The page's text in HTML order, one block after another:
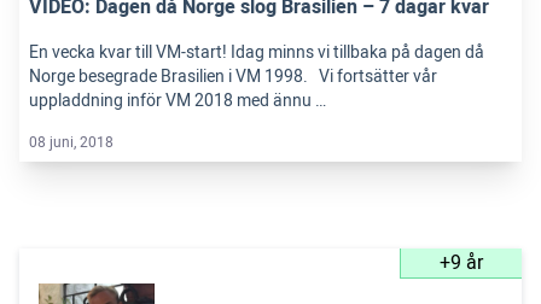
VIDEO: Dagen då Norge slog Brasilien – 7 dagar kvar
En vecka kvar till VM-start! Idag minns vi tillbaka på dagen då
Norge besegrade Brasilien i VM 1998. Vi fortsätter vår
uppladdning inför VM 2018 med ännu …
08 juni, 2018
+9 år